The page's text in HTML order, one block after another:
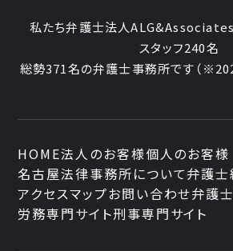
私たち弁護士法人ALG&Associates
スタッフ240名
総勢371名の弁護士事務所です （
HOME法人のお客様個人のお客様
名古屋法律事務所について弁護士
アクセスマップお問い合わせ弁護
労務専門サイト刑事専門サイト